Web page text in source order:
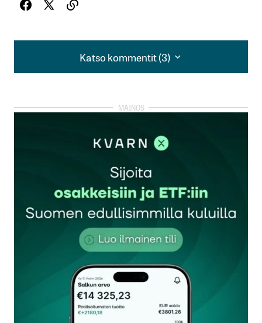
Katso kommentit (3)
Katso kommentit (3)
pelastaneet paikallisia gryndereitä massatappioilta
rakennusveteraania alkaa nyt jo vähintäänkin
hieman hymyilyttämään. Kannattikohan
sittenkään mennä vähittämään sukupuuttoon
suomalaista ammattiosaamisen ja ylpeyttä
surkeine tilapäisine työvoiman vuokraukseen
sekoittamista pakkaa? Tosiasiassa koko
rakennusala meni mönkään 1990-luvun
seurauksena valitettavasti. Kuitenkin vielä kaiholla
kulta-aika muistellen rakentaja veteraani v:sta 1974
alkaen eikä edes vielä päättyen paitsi muodollisesti,
22.2.2023 at 09:34